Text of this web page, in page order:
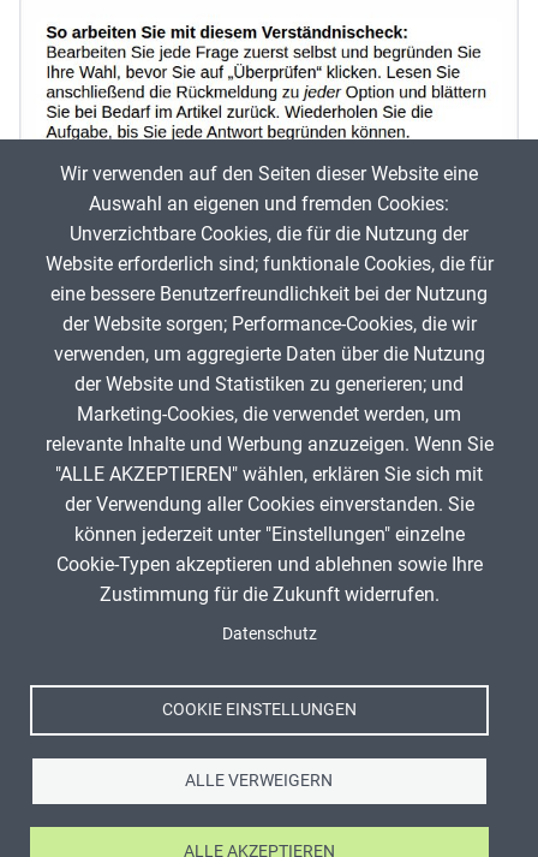
Verständnischeck: SOS-Modell
DaF
0 Ralf Klötzke
Seitennummerierung
Aktuelle
Seite
1 Seite
2 Seite
3 Seite
4 Seite
5 Seite
6 Seite
7 Seite
8 Seite
9 …
Nächste
Seite
›
Letzte
Seite
»
ANZEIGE
Spenden
Impressum
Wir verwenden auf den Seiten dieser Website eine
Auswahl an eigenen und fremden Cookies:
Unverzichtbare Cookies, die für die Nutzung der
Website erforderlich sind; funktionale Cookies, die für
eine bessere Benutzerfreundlichkeit bei der Nutzung
der Website sorgen; Performance-Cookies, die wir
verwenden, um aggregierte Daten über die Nutzung
der Website und Statistiken zu generieren; und
Marketing-Cookies, die verwendet werden, um
relevante Inhalte und Werbung anzuzeigen. Wenn Sie
"ALLE AKZEPTIEREN" wählen, erklären Sie sich mit
der Verwendung aller Cookies einverstanden. Sie
können jederzeit unter "Einstellungen" einzelne
Cookie-Typen akzeptieren und ablehnen sowie Ihre
Zustimmung für die Zukunft widerrufen.
Datenschutz
COOKIE EINSTELLUNGEN
ALLE VERWEIGERN
ALLE AKZEPTIEREN